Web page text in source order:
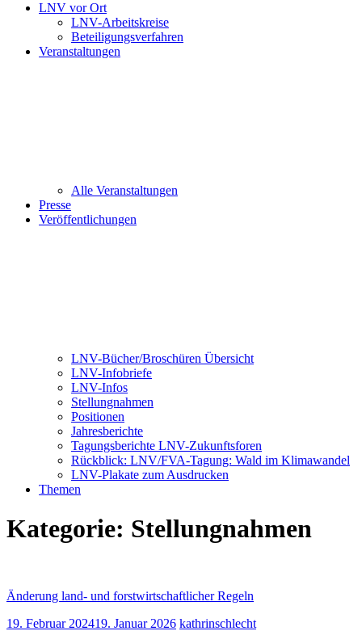
LNV vor Ort
LNV-Arbeitskreise
Beteiligungsverfahren
Veranstaltungen
Alle Veranstaltungen
Presse
Veröffentlichungen
LNV-Bücher/Broschüren Übersicht
LNV-Infobriefe
LNV-Infos
Stellungnahmen
Positionen
Jahresberichte
Tagungsberichte LNV-Zukunftsforen
Rückblick: LNV/FVA-Tagung: Wald im Klimawandel
LNV-Plakate zum Ausdrucken
Themen
Kategorie: Stellungnahmen
Änderung land- und forstwirtschaftlicher Regeln
19. Februar 202419. Januar 2026 kathrinschlecht